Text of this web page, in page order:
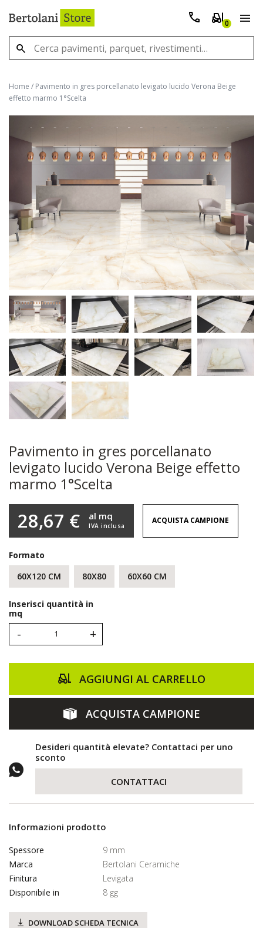
0
Home / Pavimento in gres porcellanato levigato lucido Verona Beige
effetto marmo 1°Scelta
Pavimento in gres porcellanato
levigato lucido Verona Beige effetto
marmo 1°Scelta
28,67 € IVA inclusa
al mq ACQUISTA CAMPIONE
Formato
60X120 CM
80X80 60X60 CM
Inserisci quantità in
mq
- +
AGGIUNGI AL CARRELLO
ACQUISTA CAMPIONE
Desideri quantità elevate? Contattaci per uno
sconto
CONTATTACI
Informazioni prodotto
Spessore
9 mm
Marca
Bertolani Ceramiche
Finitura
Levigata
Disponibile in
8 gg
DOWNLOAD SCHEDA TECNICA